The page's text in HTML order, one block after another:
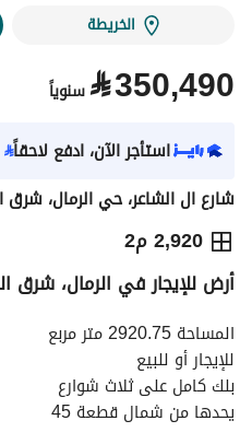
الخريطة
⃁350,490 سنوياً
استأجر الآن، ادفع لاحقاً⃁
شارع ال الشاعر، حي الرمال، شرق
2,920 م2
⃁
350,490
الإعلان الاماكن القريبة
أرض للإيجار في الرمال، شرق
المساحة 2920.75 متر مربع
للإيجار أو للبيع
بلك كامل على ثلاث شوارع
يحدها من شمال قطعة 45